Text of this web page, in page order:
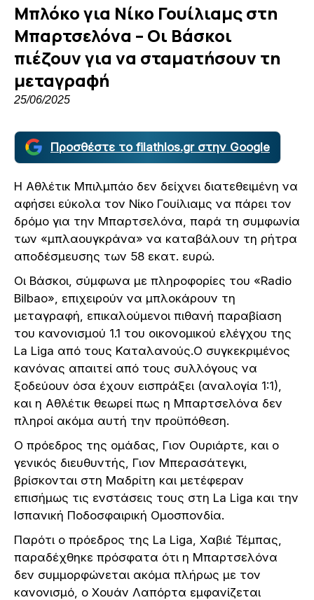
Μπλόκο για Νίκο Γουίλιαμς στη
Μπαρτσελόνα – Οι Βάσκοι
πιέζουν για να σταματήσουν τη
μεταγραφή
25/06/2025
Προσθέστε το filathlos.gr στην Google
Η Αθλέτικ Μπιλμπάο δεν δείχνει διατεθειμένη να
αφήσει εύκολα τον Νίκο Γουίλιαμς να πάρει τον
δρόμο για την Μπαρτσελόνα, παρά τη συμφωνία
των «μπλαουγκράνα» να καταβάλουν τη ρήτρα
αποδέσμευσης των 58 εκατ. ευρώ.
Οι Βάσκοι, σύμφωνα με πληροφορίες του «Radio
Bilbao», επιχειρούν να μπλοκάρουν τη
μεταγραφή, επικαλούμενοι πιθανή παραβίαση
του κανονισμού 1.1 του οικονομικού ελέγχου της
La Liga από τους Καταλανούς.Ο συγκεκριμένος
κανόνας απαιτεί από τους συλλόγους να
ξοδεύουν όσα έχουν εισπράξει (αναλογία 1:1),
και η Αθλέτικ θεωρεί πως η Μπαρτσελόνα δεν
πληροί ακόμα αυτή την προϋπόθεση.
Ο πρόεδρος της ομάδας, Γιον Ουριάρτε, και ο
γενικός διευθυντής, Γιον Μπερασάτεγκι,
βρίσκονται στη Μαδρίτη και μετέφεραν
επισήμως τις ενστάσεις τους στη La Liga και την
Ισπανική Ποδοσφαιρική Ομοσπονδία.
Παρότι ο πρόεδρος της La Liga, Χαβιέ Τέμπας,
παραδέχθηκε πρόσφατα ότι η Μπαρτσελόνα
δεν συμμορφώνεται ακόμα πλήρως με τον
κανονισμό, ο Χουάν Λαπόρτα εμφανίζεται